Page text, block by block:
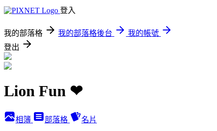
登入
我的部落格 我的部落格後台
我的帳號
登出
Lion Fun ❤
相簿 部落格 名片